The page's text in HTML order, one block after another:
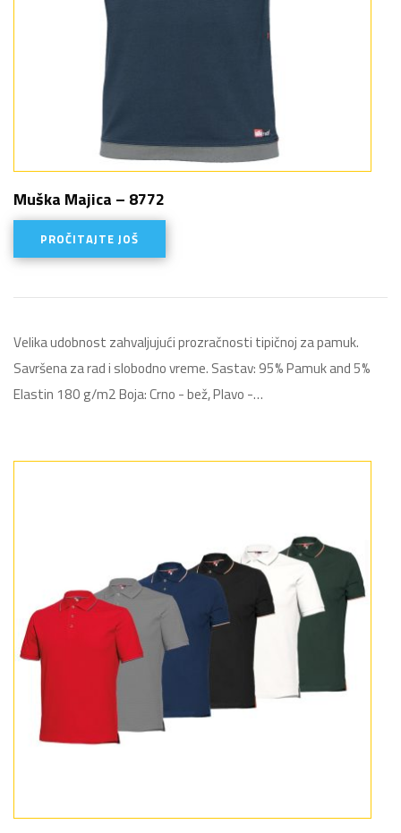
Muška Majica – 8772
PROČITAJTE JOŠ
Velika udobnost zahvaljujući prozračnosti tipičnoj za pamuk.
Savršena za rad i slobodno vreme. Sastav: 95% Pamuk and 5%
Elastin 180 g/m2 Boja: Crno - bež, Plavo -…